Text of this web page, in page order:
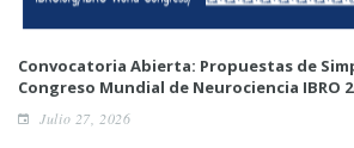
Convocatoria Abierta: Propuestas de
Congreso Mundial de Neurociencia IBRO
Julio 27, 2026